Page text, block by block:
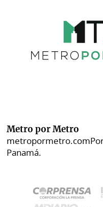
Metro por Metro
metropormetro.com
Panamá.